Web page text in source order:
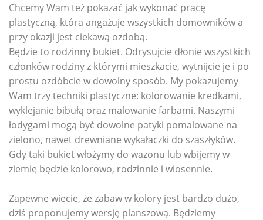
Chcemy Wam też pokazać jak wykonać pracę
plastyczną, która angażuje wszystkich domowników a
przy okazji jest ciekawą ozdobą.
Będzie to rodzinny bukiet. Odrysujcie dłonie wszystkich
członków rodziny z którymi mieszkacie, wytnijcie je i po
prostu ozdóbcie w dowolny sposób. My pokazujemy
Wam trzy techniki plastyczne: kolorowanie kredkami,
wyklejanie bibułą oraz malowanie farbami. Naszymi
łodygami mogą być dowolne patyki pomalowane na
zielono, nawet drewniane wykałaczki do szaszłyków.
Gdy taki bukiet włożymy do wazonu lub wbijemy w
ziemię będzie kolorowo, rodzinnie i wiosennie.
Zapewne wiecie, że zabaw w kolory jest bardzo dużo,
dziś proponujemy wersję planszową. Będziemy